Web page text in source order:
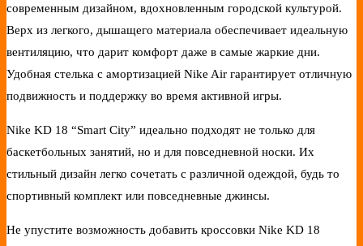
современным дизайном, вдохновленным городской культурой.
Верх из легкого, дышащего материала обеспечивает идеальную
вентиляцию, что дарит комфорт даже в самые жаркие дни.
Удобная стелька с амортизацией Nike Air гарантирует отличную
подвижность и поддержку во время активной игры.
Nike KD 18 “Smart City” идеально подходят не только для
баскетбольных занятий, но и для повседневной носки. Их
стильный дизайн легко сочетать с различной одеждой, будь то
спортивный комплект или повседневные джинсы.
Не упустите возможность добавить кроссовки Nike KD 18